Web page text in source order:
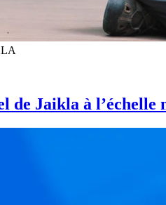
Jaikla à l’échelle